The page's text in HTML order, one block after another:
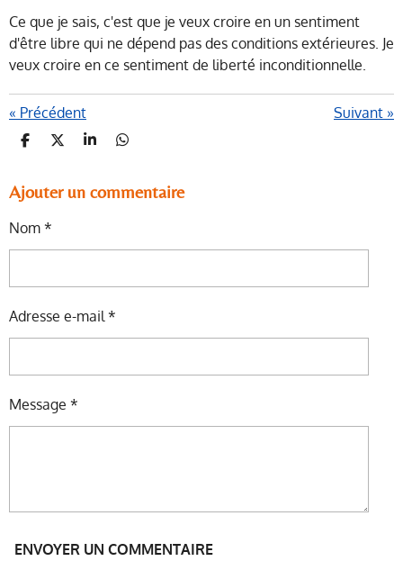
Ce que je sais, c'est que je veux croire en un sentiment
d'être libre qui ne dépend pas des conditions extérieures. Je
veux croire en ce sentiment de liberté inconditionnelle.
« Précédent Suivant »
P
T
A
E
R
P
T
A
R
P
T
A
R
P
T
A
R
Ajouter un commentaire
Nom *
Adresse e-mail *
Message *
ENVOYER UN COMMENTAIRE